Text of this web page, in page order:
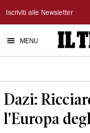
Il
Tirreno
Iscriviti alle Newsletter
MENU
Dazi:
l'Europa